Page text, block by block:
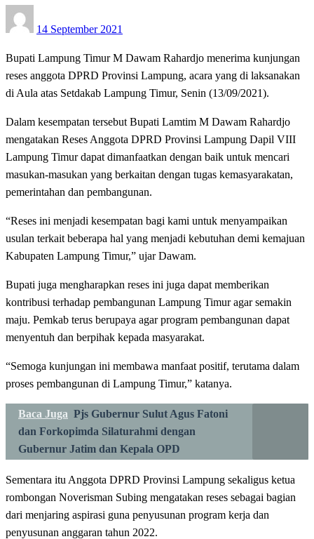
on
14 September 2021
Bupati Lampung Timur M Dawam Rahardjo menerima kunjungan
reses anggota DPRD Provinsi Lampung, acara yang di laksanakan
di Aula atas Setdakab Lampung Timur, Senin (13/09/2021).
Dalam kesempatan tersebut Bupati Lamtim M Dawam Rahardjo
mengatakan Reses Anggota DPRD Provinsi Lampung Dapil VIII
Lampung Timur dapat dimanfaatkan dengan baik untuk mencari
masukan-masukan yang berkaitan dengan tugas kemasyarakatan,
pemerintahan dan pembangunan.
“Reses ini menjadi kesempatan bagi kami untuk menyampaikan
usulan terkait beberapa hal yang menjadi kebutuhan demi kemajuan
Kabupaten Lampung Timur,” ujar Dawam.
Bupati juga mengharapkan reses ini juga dapat memberikan
kontribusi terhadap pembangunan Lampung Timur agar semakin
maju. Pemkab terus berupaya agar program pembangunan dapat
menyentuh dan berpihak kepada masyarakat.
“Semoga kunjungan ini membawa manfaat positif, terutama dalam
proses pembangunan di Lampung Timur,” katanya.
Baca Juga Pjs Gubernur Sulut Agus Fatoni
dan Forkopimda Silaturahmi dengan
Gubernur Jatim dan Kepala OPD
Sementara itu Anggota DPRD Provinsi Lampung sekaligus ketua
rombongan Noverisman Subing mengatakan reses sebagai bagian
dari menjaring aspirasi guna penyusunan program kerja dan
penyusunan anggaran tahun 2022.